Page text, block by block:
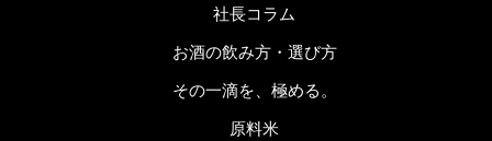
社長コラム
お酒の飲み方・選び方
その一滴を、極める。
原料米